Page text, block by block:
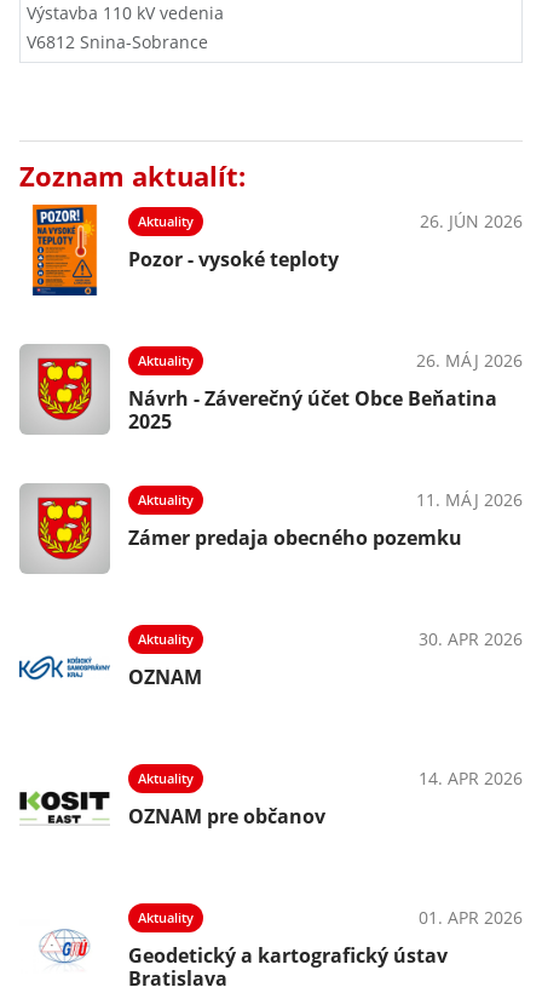
Výstavba 110 kV vedenia
V6812 Snina-Sobrance
Zoznam aktualít:
Aktuality 26. JÚN 2026
Pozor - vysoké teploty
Aktuality 26. MÁJ 2026
Návrh - Záverečný účet Obce Beňatina
2025
Aktuality 11. MÁJ 2026
Zámer predaja obecného pozemku
Aktuality 30. APR 2026
OZNAM
Aktuality 14. APR 2026
OZNAM pre občanov
Aktuality 01. APR 2026
Geodetický a kartografický ústav
Bratislava